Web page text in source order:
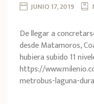
JUNIO 17, 2019
De llegar a
desde Matamoros,
hubiera subido 11
https://
metrobus-laguna-